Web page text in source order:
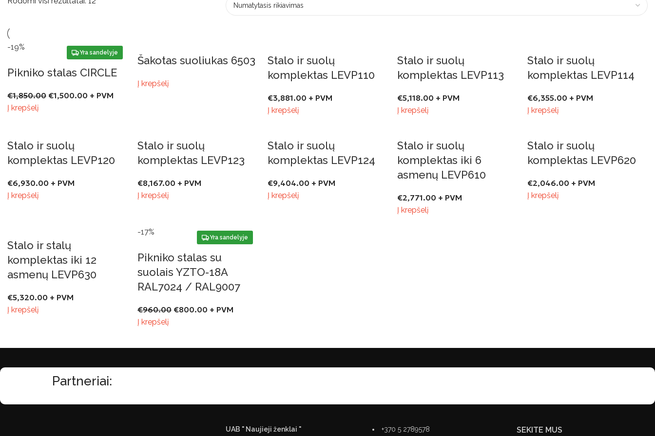
-19%
Yra sandelyje
Pikniko stalas CIRCLE
€1,850.00 €1,500.00 + PVM
Į krepšelį
Šakotas suoliukas 6503
Į krepšelį
Stalo ir suolų
komplektas LEVP110
€3,881.00 + PVM
Į krepšelį
Stalo ir suolų
komplektas LEVP113
€5,118.00 + PVM
Į krepšelį
Stalo ir suolų
komplektas LEVP114
€6,355.00 + PVM
Į krepšelį
Stalo ir suolų
komplektas LEVP120
€6,930.00 + PVM
Į krepšelį
Stalo ir suolų
komplektas LEVP123
€8,167.00 + PVM
Į krepšelį
Stalo ir suolų
komplektas LEVP124
€9,404.00 + PVM
Į krepšelį
Stalo ir suolų
komplektas iki 6
asmenų LEVP610
€2,771.00 + PVM
Į krepšelį
Stalo ir suolų
komplektas LEVP620
€2,046.00 + PVM
Į krepšelį
Stalo ir stalų
komplektas iki 12
asmenų LEVP630
€5,320.00 + PVM
Į krepšelį
-17%
Yra sandelyje
Pikniko stalas su
suolais YZTO-18A
RAL7024 / RAL9007
€960.00 €800.00 + PVM
Į krepšelį
Partneriai:
UAB " Naujieji ženklai "
+370 5 2789578 SEKITE MUS